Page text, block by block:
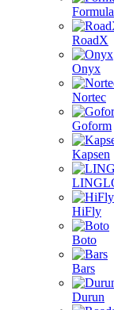
Formula
RoadX
Onyx
Nortec
Goform
Kapsen
HiFly
Boto
Bars
Durun